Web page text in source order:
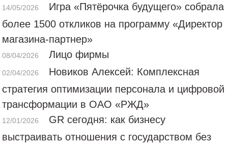
14/05/2026
Игра «Пятёрочка будущего» собрала
более 1500 откликов на программу «Директор
магазина-партнер»
08/04/2026 Лицо фирмы
02/04/2026
Новиков Алексей: Комплексная
стратегия оптимизации персонала и цифровой
трансформации в ОАО «РЖД»
12/01/2026
GR сегодня: как бизнесу
выстраивать отношения с государством без